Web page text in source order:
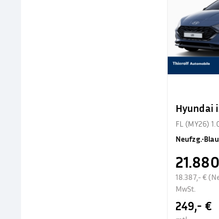
Hyundai
FL (MY26)
Neufzg.•Blau
18.387,- €
MwSt.
249,- €